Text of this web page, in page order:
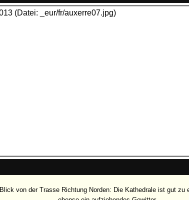
Blick von der Trasse Richtung Norden: Die Kathedrale ist gut zu